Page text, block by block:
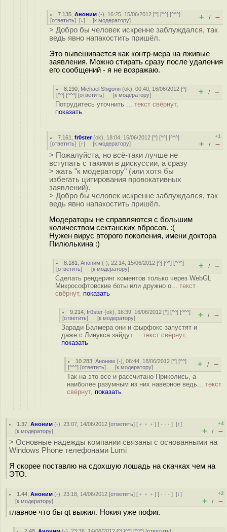
7.135 ,Аноним (-), 16:25, 15/06/2012 [^] [^^] [^^^]
[ответить] [↓] [к модератору] + / –
> Добро бы человек искренне заблуждался, так
ведь явно напакостить пришёл.
Это вывешивается как контр-мера на лживые
заявления. Можно стирать сразу после удаления
его сообщений - я не возражаю.
8.190 Michael Shigorin (ok), 00:40, 16/06/2012 [^]
[^^] [^^^] [ответить] [к модератору] + / –
Потрудитесь уточнить ... текст свёрнут,
показать
7.161 ,fr0ster(ok), 18:04, 15/06/2012 [^] [^^] [^^^]
[ответить] [↑] [к модератору]
+1
+ / –
> Пожалуйста, но всё-таки лучше не
вступать с такими в дискуссии, а сразу
> жать "к модератору" (или хотя бы
избегать цитирования провокативных
заявлений).
> Добро бы человек искренне заблуждался, так
ведь явно напакостить пришёл.
Модераторы не справляются с большим
количеством сектанских вбросов. :(
Нужен вирус второго поколения, имени доктора
Пилюлькина :)
8.181 ,Аноним (-), 22:14, 15/06/2012 [^] [^^] [^^^]
[ответить] [к модератору] + / –
Сделать рендеринг коментов только через WebGL
Микрософтовские боты или дружно о... текст
свёрнут, показать
9.214 ,fr0ster (ok), 16:39, 16/06/2012 [^] [^^] [^^^]
[ответить] [к модератору] + / –
Заради Балмера они и фырфокс запустят и
даже с Линукса зайдут ... текст свёрнут,
показать
10.283 ,Аноним (-), 06:44, 18/06/2012 [^] [^^]
[^^^] [ответить] [к модератору] + / –
Так на это все и рассчитано Приколись, а
наиболее разумным из них наверное ведь... текст
свёрнут, показать
1.37 ,Аноним (-), 23:07, 14/06/2012 [ответить] [ ﹢﹢﹢] [ · · ·][↑]
[к модератору]
+4
+ / –
> Основные надежды компании связаны с основанными на
Windows Phone телефонами Lumi
Я скорее поставлю на сдохшую лошадь на скачках чем на
ЭТО.
1.44 ,Аноним (-), 23:18, 14/06/2012 [ответить] [ ﹢﹢﹢] [ · · ·][↓]
[к модератору]
+2
+ / –
главное что бы qt выжил. Нокия уже пофиг.